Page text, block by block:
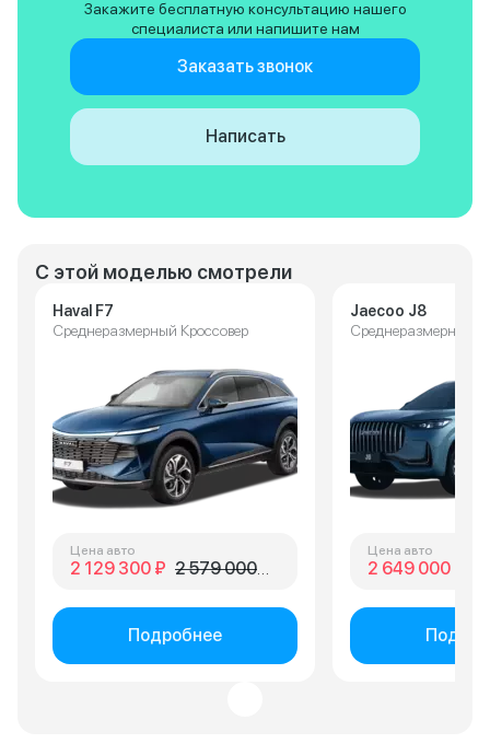
С этой моделью смотрели
Haval F7
Среднеразмерный Кроссовер
Цена авто
2 129 300 ₽ 2 579 000 ₽
Подробнее
Jaecoo J8
Среднеразмерный
Цена авто
2 649 000 ₽
Закажите бесплатную консультацию нашего
специалиста или напишите нам
Заказать звонок
Написать